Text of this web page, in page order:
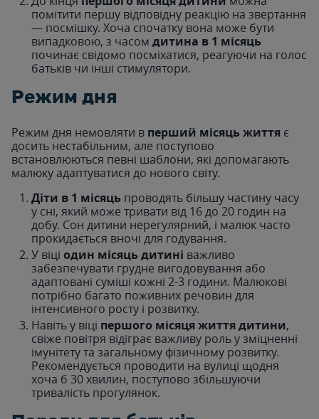
помітити першу відповідну реакцію на звертання
— посмішку. Хоча спочатку вона може бути
випадковою, з часом дитина в 1 місяць
починає свідомо посміхатися, реагуючи на голос
батьків чи інші стимулятори.
Режим дня
Режим дня немовляти в перший місяць життя є
досить нестабільним, але поступово
встановлюються певні шаблони, які допомагають
малюку адаптуватися до нового світу.
Діти в 1 місяць проводять більшу частину часу
у сні, який може тривати від 16 до 20 годин на
добу. Сон дитини нерегулярний, і малюк часто
прокидається вночі для годування.
У віці один місяць дитині важливо
забезпечувати грудне вигодовування або
адаптовані суміші кожні 2-3 години. Малюкові
потрібно багато поживних речовин для
інтенсивного росту і розвитку.
Навіть у віці першого місяця життя дитини,
свіже повітря відіграє важливу роль у зміцненні
імунітету та загальному фізичному розвитку.
Рекомендується проводити на вулиці щодня
хоча б 30 хвилин, поступово збільшуючи
тривалість прогулянок.